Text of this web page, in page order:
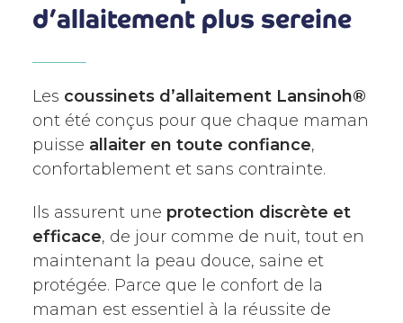
d’allaitement plus sereine
Les coussinets d’allaitement Lansinoh®
ont été conçus pour que chaque maman
puisse allaiter en toute confiance,
confortablement et sans contrainte.
Ils assurent une protection discrète et
efficace, de jour comme de nuit, tout en
maintenant la peau douce, saine et
protégée. Parce que le confort de la
maman est essentiel à la réussite de